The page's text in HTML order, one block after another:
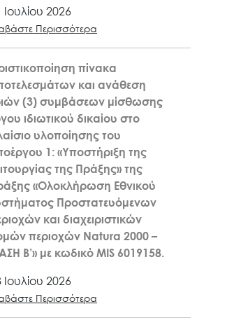
Ιουλίου 2026
Περισσότερα
πίνακα
και ανάθεση
(3) συμβάσεων μίσθωσης
ιδιωτικού δικαίου στο
υλοποίησης του
1: «Υποστήριξη της
της Πράξης» της
«Ολοκλήρωση Εθνικού
Προστατευόμενων
και διαχειριστικών
περιοχών Natura 2000 –
Β’» με κωδικό MIS 6019158.
Ιουλίου 2026
Περισσότερα